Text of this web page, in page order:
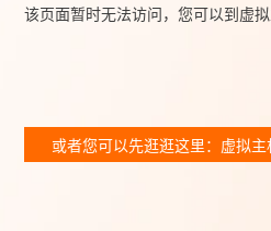
该页面暂时无法访问，您可以到虚
或者您可以先逛逛这里：虚拟